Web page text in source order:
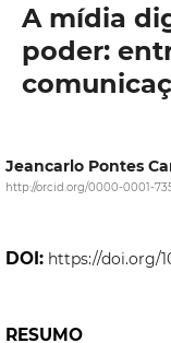
A mídia
poder:
Jeancarlo Pontes
http://orcid.org/0000-0001-
DOI: https://doi.org/
RESUMO